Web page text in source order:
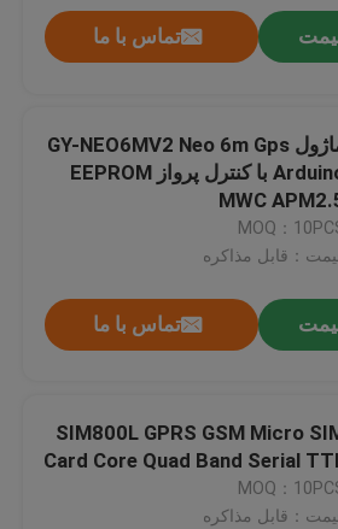
تماس با ما
ماژول GY-NEO6MV2 Neo 6m Gps
Arduino با کنترل پرواز EEPROM
MWC
MOQ：
：قابل مذاکره
تماس با ما
SIM800L GPRS GSM Micro
Card Core Quad Band Serial
MOQ：
：قابل مذاکره